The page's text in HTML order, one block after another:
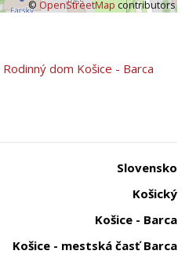
© OpenStreetMap contributors
Rodinný dom Košice - Barca
Slovensko
Košický
Košice - Barca
Košice - mestská časť Barca